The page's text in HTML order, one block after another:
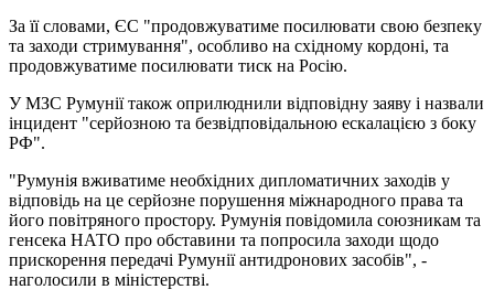
За її словами, ЄС "продовжуватиме посилювати свою безпеку
та заходи стримування", особливо на східному кордоні, та
продовжуватиме посилювати тиск на Росію.
У МЗС Румунії також оприлюднили відповідну заяву і назвали
інцидент "серйозною та безвідповідальною ескалацією з боку
РФ".
"Румунія вживатиме необхідних дипломатичних заходів у
відповідь на це серйозне порушення міжнародного права та
його повітряного простору. Румунія повідомила союзникам та
генсека НАТО про обставини та попросила заходи щодо
прискорення передачі Румунії антидронових засобів", -
наголосили в міністерстві.